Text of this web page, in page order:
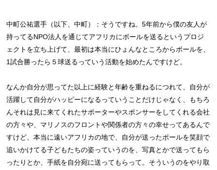
中町公祐選手（以下、中町）：そうですね。5年前から僕の友人が
持ってるNPO法人を通じてアフリカにボールを送るというプロジ
ェクトを立ち上げて、最初は本当にひょんなところからボールを、
1試合勝ったら５球送るっていう活動を始めたんですけど。
なんか自分が思ってた以上に経験と年齢を重ねるにつれて、自分が
活躍して自分がハッピーになるっていうことだけじゃなく、もちろ
んそれは見に来てくれたサポーターやスポンサーをしてくれる会社
の方々や、マリノスのフロントや関係者の方々の幸せってあるんで
すけど、本当に遠いアフリカの地で、自分が送ったボールを笑顔で
追いかけてる子どもたちの姿っていうのを、写真とかで送ってもら
ったりとか、手紙を自分宛に送ってもらって。そういうのをやり取